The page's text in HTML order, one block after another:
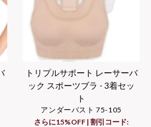
トリプルサポート レーサーバ
ック スポーツブラ - 3着セッ
ト
アンダーバスト 75-105
さらに15%OFF | 割引コード: